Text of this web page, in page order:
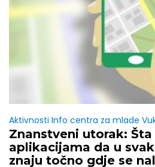
Aktivnosti Info centra za mlade
Znanstveni utorak:
aplikacijama da u
znaju točno gdje se